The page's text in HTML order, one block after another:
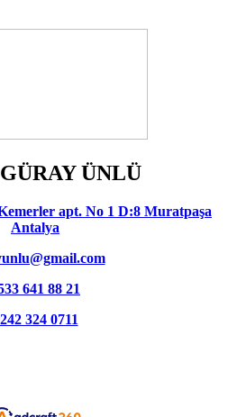
ÜNLÜ
apt. No 1 D:8 Muratpaşa
Antalya
641 88 21
324 0711